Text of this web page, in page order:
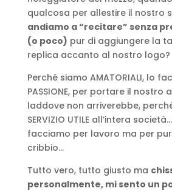
qualcosa per allestire il nostro
andiamo a “recitare” senza
(o poco) pur di aggiungere la
replica accanto al nostro logo?
Perché siamo AMATORIALI, lo
PASSIONE, per portare il
laddove non arriverebbe,
SERVIZIO UTILE all’intera
facciamo per lavoro ma per
cribbio…
Tutto vero, tutto giusto ma
personalmente, mi sento un